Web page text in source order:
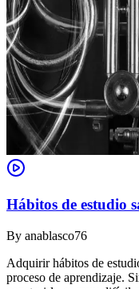
Hábitos de estudio
By anablasco76
Adquirir hábitos de
proceso de aprendizaje.